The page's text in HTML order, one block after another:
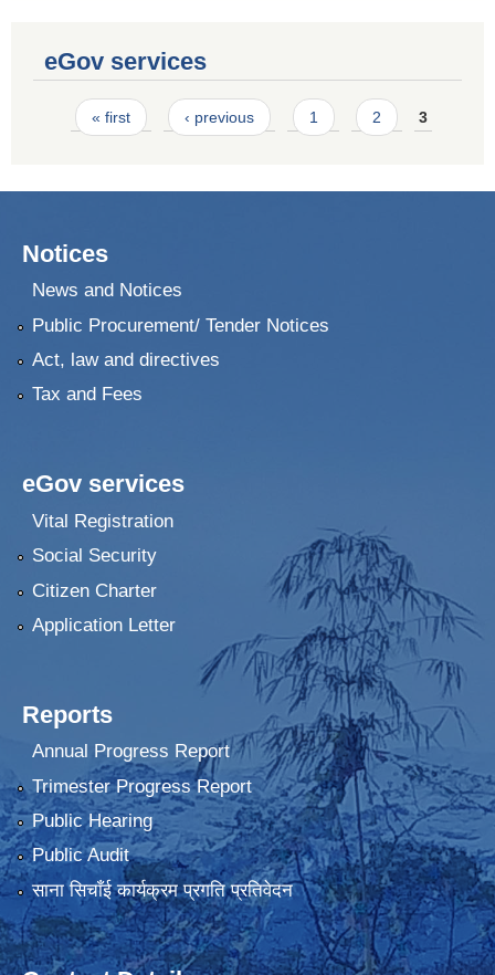
eGov services
Pages
« first ‹ previous 1 2 3
Notices
News and Notices
Public Procurement/ Tender Notices
Act, law and directives
Tax and Fees
eGov services
Vital Registration
Social Security
Citizen Charter
Application Letter
Reports
Annual Progress Report
Trimester Progress Report
Public Hearing
Public Audit
साना सिचाँई कार्यक्रम प्रगति प्रतिवेदन